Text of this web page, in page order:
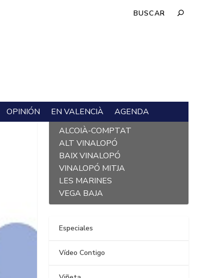
OPINIÓN EN VALENCIÀ AGENDA
L´ALACANTÍ
ALCOIÀ-COMPTAT
ALT VINALOPÓ
BAIX VINALOPÓ
VINALOPÓ MITJA
LES MARINES
VEGA BAJA
Especiales
Vídeo Contigo